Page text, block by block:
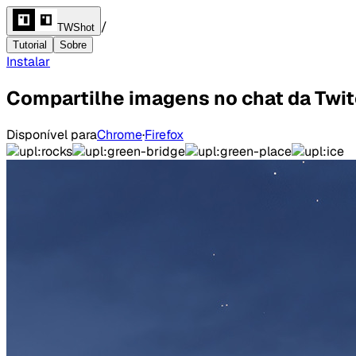
TWShot /
Tutorial Sobre
Instalar
Compartilhe imagens no chat da
Disponível paraChrome·Firefox